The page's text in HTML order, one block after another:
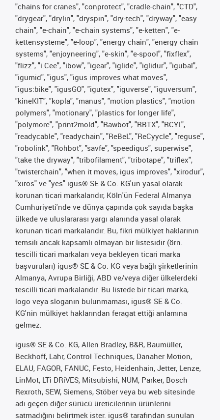
"chains for cranes", "conprotect", "cradle-chain", "CTD",
"drygear", "drylin", "dryspin", "dry-tech", "dryway", "easy
chain", "e-chain", "e-chain systems", "e-ketten", "e-
kettensysteme", "e-loop", "energy chain", "energy chain
systems", "enjoyneering", "e-skin", "e-spool", "fixflex",
"flizz", "i.Cee", "ibow", "igear", "iglide", "iglidur", "igubal",
"igumid", "igus", "igus improves what moves",
"igus:bike", "igusGO", "igutex", "iguverse", "iguversum",
"kineKIT", "kopla", "manus", "motion plastics", "motion
polymers", "motionary", "plastics for longer life",
"polymore", "print2mold", "Rawbot", "RBTX", "RCYL",
"readycable", "readychain", "ReBeL", "ReCyycle", "reguse",
"robolink", "Rohbot", "savfe", "speedigus", superwise",
"take the dryway", "tribofilament", "tribotape", "triflex",
"twisterchain", "when it moves, igus improves", "xirodur",
"xiros" ve "yes" igus® SE & Co. KG'un yasal olarak
korunan ticari markalarıdır, Köln'ün Federal Almanya
Cumhuriyeti'nde ve dünya çapında çok sayıda başka
ülkede ve uluslararası yargı alanında yasal olarak
korunan ticari markalarıdır. Bu, fikri mülkiyet haklarının
temsili ancak kapsamlı olmayan bir listesidir (örn.
tescilli ticari markaları veya bekleyen ticari marka
başvuruları) igus® SE & Co. KG veya bağlı şirketlerinin
Almanya, Avrupa Birliği, ABD ve/veya diğer ülkelerdeki
tescilli ticari markalarıdır. Bu listede bir ticari marka,
logo veya sloganın bulunmaması, igus® SE & Co.
KG'nin mülkiyet haklarından feragat ettiği anlamına
gelmez.
igus® SE & Co. KG, Allen Bradley, B&R, Baumüller,
Beckhoff, Lahr, Control Techniques, Danaher Motion,
ELAU, FAGOR, FANUC, Festo, Heidenhain, Jetter, Lenze,
LinMot, LTi DRiVES, Mitsubishi, NUM, Parker, Bosch
Rexroth, SEW, Siemens, Stöber veya bu web sitesinde
adı geçen diğer sürücü üreticilerinin ürünlerini
satmadığını belirtmek ister. igus® tarafından sunulan